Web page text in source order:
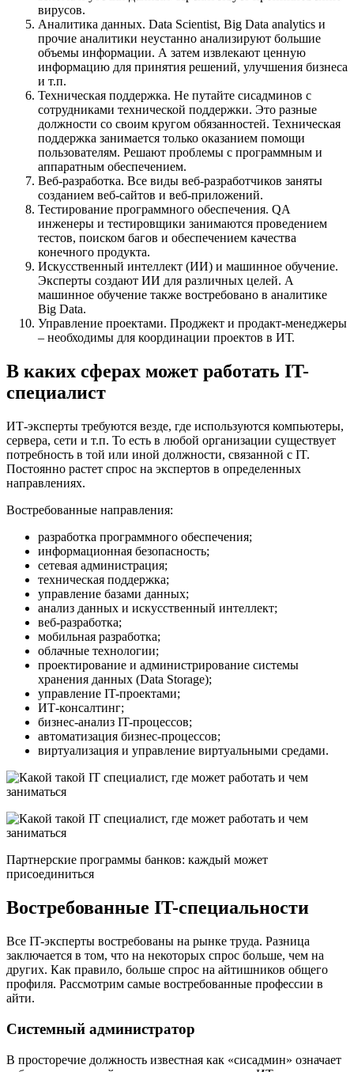
вирусов.
Аналитика данных. Data Scientist, Big Data analytics и
прочие аналитики неустанно анализируют большие
объемы информации. А затем извлекают ценную
информацию для принятия решений, улучшения бизнеса
и т.п.
Техническая поддержка. Не путайте сисадминов с
сотрудниками технической поддержки. Это разные
должности со своим кругом обязанностей. Техническая
поддержка занимается только оказанием помощи
пользователям. Решают проблемы с программным и
аппаратным обеспечением.
Веб-разработка. Все виды веб-разработчиков заняты
созданием веб-сайтов и веб-приложений.
Тестирование программного обеспечения. QA
инженеры и тестировщики занимаются проведением
тестов, поиском багов и обеспечением качества
конечного продукта.
Искусственный интеллект (ИИ) и машинное обучение.
Эксперты создают ИИ для различных целей. А
машинное обучение также востребовано в аналитике
Big Data.
Управление проектами. Проджект и продакт-менеджеры
– необходимы для координации проектов в ИТ.
В каких сферах может работать IT-
специалист
ИТ-эксперты требуются везде, где используются компьютеры,
сервера, сети и т.п. То есть в любой организации существует
потребность в той или иной должности, связанной с IT.
Постоянно растет спрос на экспертов в определенных
направлениях.
Востребованные направления:
разработка программного обеспечения;
информационная безопасность;
сетевая администрация;
техническая поддержка;
управление базами данных;
анализ данных и искусственный интеллект;
веб-разработка;
мобильная разработка;
облачные технологии;
проектирование и администрирование системы
хранения данных (Data Storage);
управление IT-проектами;
ИТ-консалтинг;
бизнес-анализ IT-процессов;
автоматизация бизнес-процессов;
виртуализация и управление виртуальными средами.
Партнерские программы банков: каждый может
присоединиться
Востребованные IT-специальности
Все IT-эксперты востребованы на рынке труда. Разница
заключается в том, что на некоторых спрос больше, чем на
других. Как правило, больше спрос на айтишников общего
профиля. Рассмотрим самые востребованные профессии в
айти.
Системный администратор
В просторечие должность известная как «сисадмин» означает